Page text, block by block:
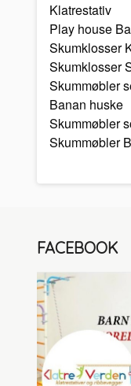
Klatrestativ
Play house
Skumklosser
Skumklosser
Skummøbler
Banan huske
Skummøbler
Skummøbler
FACEBOOK